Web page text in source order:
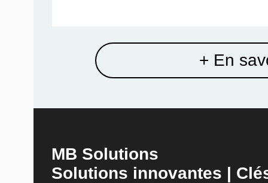
+ En
MB Solutions
Solutions innovantes |